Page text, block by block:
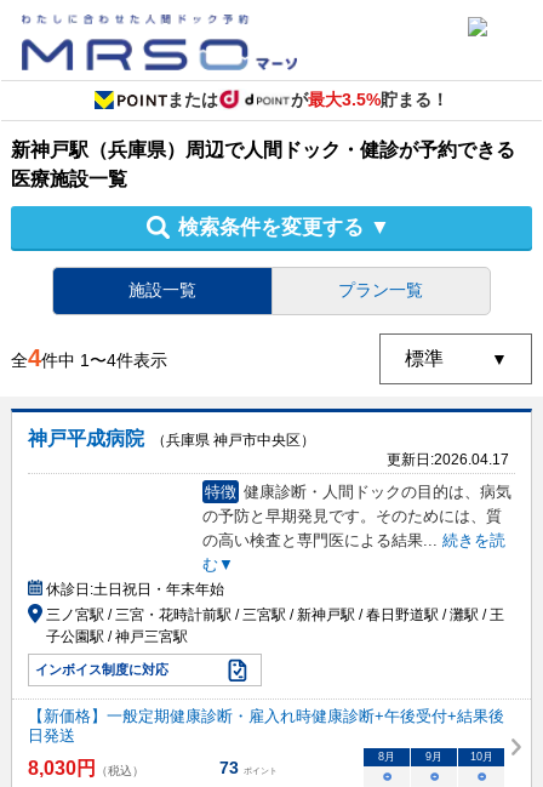
または が最大3.5%貯まる！
新神戸駅（兵庫県）周辺で人間ドック・健診が予約できる
医療施設一覧
検索条件を変更する ▼
施設一覧 プラン一覧
全4件中 1〜4件表示
神戸平成病院
（兵庫県 神戸市中央区）
更新日:2026.04.17
特徴 健康診断・人間ドックの目的は、病気
の予防と早期発見です。そのためには、質
の高い検査と専門医による結果... 続きを読
む▼
休診日:土日祝日・年末年始
三ノ宮駅 / 三宮・花時計前駅 / 三宮駅 / 新神戸駅 / 春日野道駅 / 灘駅 / 王
子公園駅 / 神戸三宮駅
インボイス制度に対応
【新価格】一般定期健康診断・雇入れ時健康診断+午後受付+結果後
日発送
8,030円 （税込） 73 ポイント
8月 9月 10月
○ ○ ○